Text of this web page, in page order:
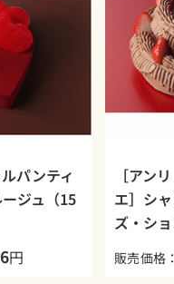
パンティ
ジュ（15
円
［アン
エ］シ
ズ・シ
販売価格